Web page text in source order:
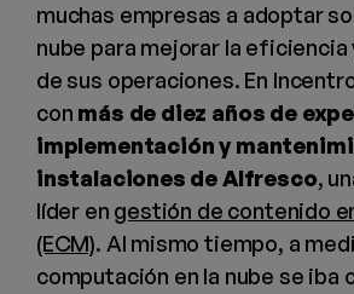
muchas empresas a adoptar
nube para mejorar la eficiencia
de sus operaciones. En
con más de diez años de
implementación y
instalaciones de Alfresco,
líder en gestión de contenido
(ECM). Al mismo tiempo, a
computación en la nube se iba